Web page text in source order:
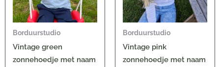
Borduurstudio
Vintage green
zonnehoedje met naam
Borduurstudio
Vintage pink
zonnehoedje met naam